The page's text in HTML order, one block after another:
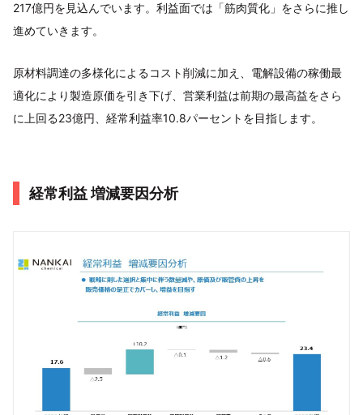
217億円を見込んでいます。利益面では「筋肉質化」をさらに推し
進めていきます。
原材料調達の多様化によるコスト削減に加え、電解設備の稼働最
適化により製造原価を引き下げ、営業利益は前期の最高益をさら
に上回る23億円、経常利益率10.8パーセントを目指します。
経常利益 増減要因分析